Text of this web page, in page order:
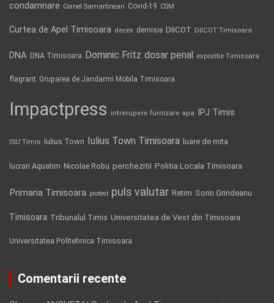
condamnare Cornel Samartinean Covid-19 CSM
Curtea de Apel Timisoara deces demisie DIICOT DIICOT Timisoara
DNA DNA Timisoara Dominic Fritz dosar penal expozitie Timisoara
flagrant Gruparea de Jandarmi Mobila Timisoara
Impactpress intrerupere furnizare apa IPJ Timis
ISU Timis Iulius Town Iulius Town Timisoara luare de mita
lucrari Aquatim Nicolae Robu perchezitii Politia Locala Timisoara
Primaria Timisoara protest puls valutar Retim Sorin Grindeanu
Timisoara Tribunalul Timis Universitatea de Vest din Timisoara
Universitatea Politehnica Timisoara
Comentarii recente